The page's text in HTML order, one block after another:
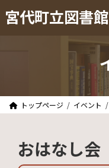
ン
プ
ビ
動
宮代町立図書館
トップページ イベント
おはなし会